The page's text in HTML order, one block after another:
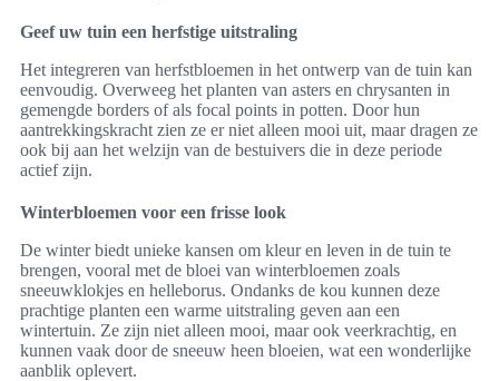
Geef uw tuin een herfstige uitstraling
Het integreren van herfstbloemen in het ontwerp van de tuin kan
eenvoudig. Overweeg het planten van asters en chrysanten in
gemengde borders of als focal points in potten. Door hun
aantrekkingskracht zien ze er niet alleen mooi uit, maar dragen ze
ook bij aan het welzijn van de bestuivers die in deze periode
actief zijn.
Winterbloemen voor een frisse look
De winter biedt unieke kansen om kleur en leven in de tuin te
brengen, vooral met de bloei van winterbloemen zoals
sneeuwklokjes en helleborus. Ondanks de kou kunnen deze
prachtige planten een warme uitstraling geven aan een
wintertuin. Ze zijn niet alleen mooi, maar ook veerkrachtig, en
kunnen vaak door de sneeuw heen bloeien, wat een wonderlijke
aanblik oplevert.